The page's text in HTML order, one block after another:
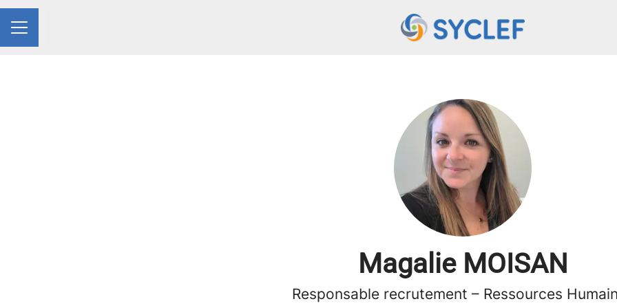
MENU CARRIÈRE
Partager la page
Magalie MOISAN
Responsable recrutement – Ressources